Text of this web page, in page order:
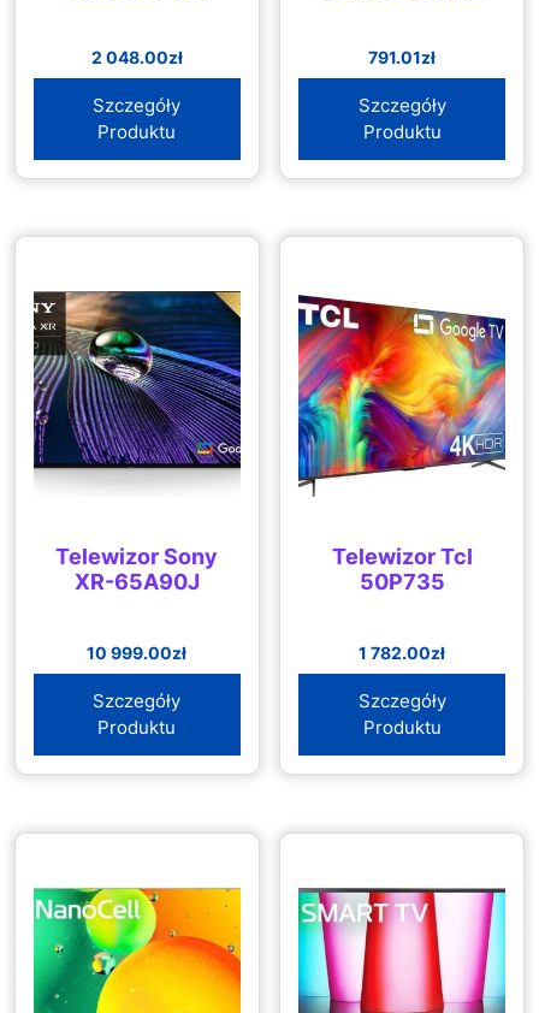
2 048.00zł
Szczegóły
Produktu
791.01zł
Szczegóły
Produktu
Telewizor Sony
XR-65A90J
10 999.00zł
Szczegóły
Produktu
Telewizor Tcl
50P735
1 782.00zł
Szczegóły
Produktu